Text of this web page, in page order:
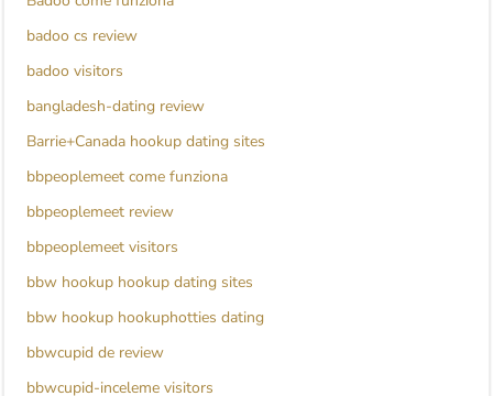
badoo cs review
badoo visitors
bangladesh-dating review
Barrie+Canada hookup dating sites
bbpeoplemeet come funziona
bbpeoplemeet review
bbpeoplemeet visitors
bbw hookup hookup dating sites
bbw hookup hookuphotties dating
bbwcupid de review
bbwcupid-inceleme visitors